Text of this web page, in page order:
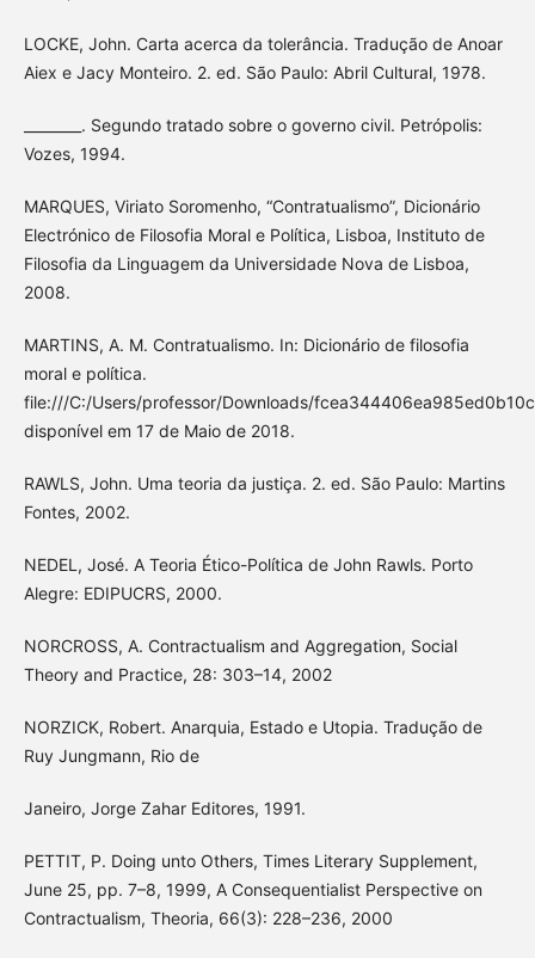
LOCKE, John. Carta acerca da tolerância. Tradução de Anoar
Aiex e Jacy Monteiro. 2. ed. São Paulo: Abril Cultural, 1978.
________. Segundo tratado sobre o governo civil. Petrópolis:
Vozes, 1994.
MARQUES, Viriato Soromenho, “Contratualismo”, Dicionário
Electrónico de Filosofia Moral e Política, Lisboa, Instituto de
Filosofia da Linguagem da Universidade Nova de Lisboa,
2008.
MARTINS, A. M. Contratualismo. In: Dicionário de filosofia
moral e política.
file:///C:/Users/professor/Downloads/
disponível em 17 de Maio de 2018.
RAWLS, John. Uma teoria da justiça. 2. ed. São Paulo: Martins
Fontes, 2002.
NEDEL, José. A Teoria Ético-Política de John Rawls. Porto
Alegre: EDIPUCRS, 2000.
NORCROSS, A. Contractualism and Aggregation, Social
Theory and Practice, 28: 303–14, 2002
NORZICK, Robert. Anarquia, Estado e Utopia. Tradução de
Ruy Jungmann, Rio de
Janeiro, Jorge Zahar Editores, 1991.
PETTIT, P. Doing unto Others, Times Literary Supplement,
June 25, pp. 7–8, 1999, A Consequentialist Perspective on
Contractualism, Theoria, 66(3): 228–236, 2000